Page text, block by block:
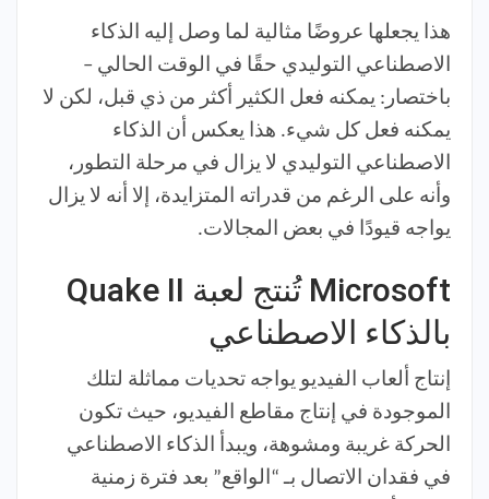
هذا يجعلها عروضًا مثالية لما وصل إليه الذكاء
الاصطناعي التوليدي حقًا في الوقت الحالي –
باختصار: يمكنه فعل الكثير أكثر من ذي قبل، لكن لا
يمكنه فعل كل شيء. هذا يعكس أن الذكاء
الاصطناعي التوليدي لا يزال في مرحلة التطور،
وأنه على الرغم من قدراته المتزايدة، إلا أنه لا يزال
يواجه قيودًا في بعض المجالات.
Microsoft تُنتج لعبة Quake II
بالذكاء الاصطناعي
إنتاج ألعاب الفيديو يواجه تحديات مماثلة لتلك
الموجودة في إنتاج مقاطع الفيديو، حيث تكون
الحركة غريبة ومشوهة، ويبدأ الذكاء الاصطناعي
في فقدان الاتصال بـ “الواقع” بعد فترة زمنية